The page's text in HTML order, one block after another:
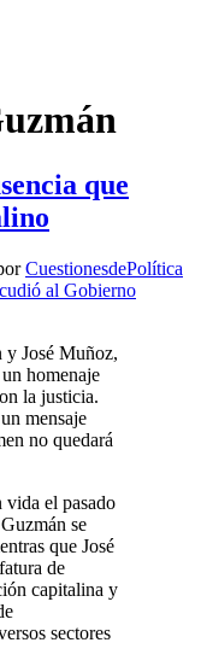
que
CuestionesdePolítica
y José Muñoz,
homenaje
la justicia.
mensaje
no quedará
el pasado
se
que José
de
capitalina y
sectores